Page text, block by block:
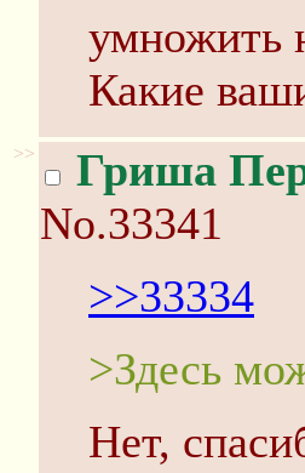
умножить
Какие
>> Гриша
No.33341
>>33334
>Здесь
Нет,